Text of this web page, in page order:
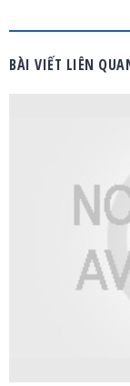
BÀI VIẾT LIÊN